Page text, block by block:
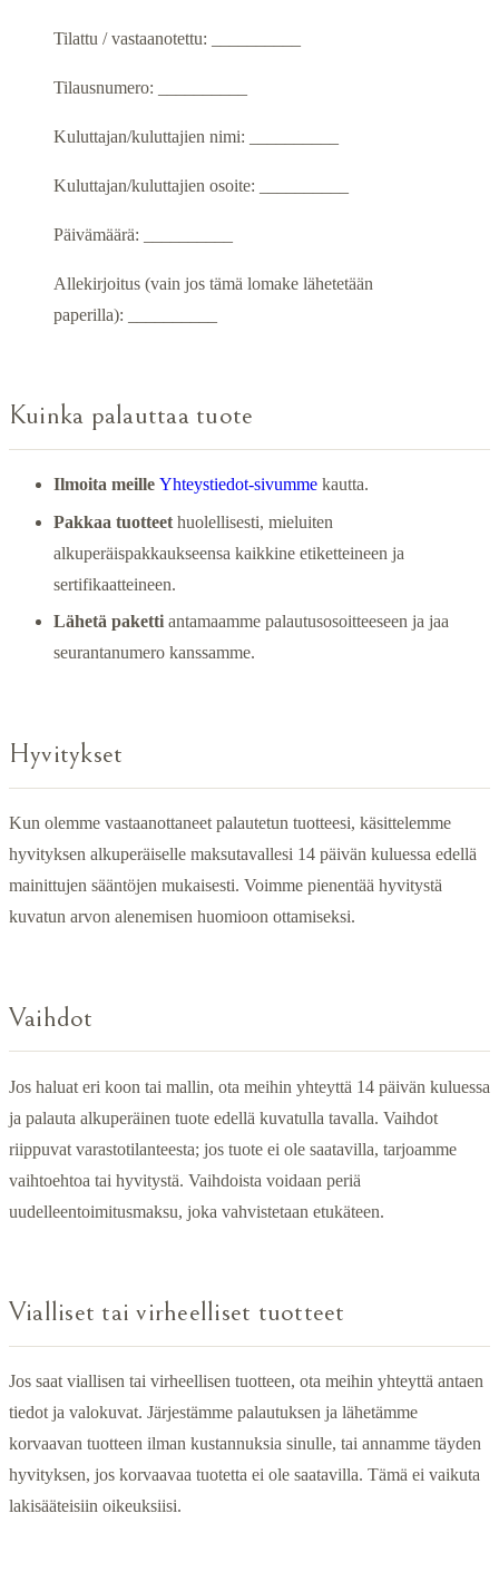
Tilattu / vastaanotettu: __________
Tilausnumero: __________
Kuluttajan/kuluttajien nimi: __________
Kuluttajan/kuluttajien osoite: __________
Päivämäärä: __________
Allekirjoitus (vain jos tämä lomake lähetetään
paperilla): __________
Kuinka palauttaa tuote
Ilmoita meille Yhteystiedot-sivumme kautta.
Pakkaa tuotteet huolellisesti, mieluiten
alkuperäispakkaukseensa kaikkine etiketteineen ja
sertifikaatteineen.
Lähetä paketti antamaamme palautusosoitteeseen ja jaa
seurantanumero kanssamme.
Hyvitykset
Kun olemme vastaanottaneet palautetun tuotteesi, käsittelemme
hyvityksen alkuperäiselle maksutavallesi 14 päivän kuluessa edellä
mainittujen sääntöjen mukaisesti. Voimme pienentää hyvitystä
kuvatun arvon alenemisen huomioon ottamiseksi.
Vaihdot
Jos haluat eri koon tai mallin, ota meihin yhteyttä 14 päivän kuluessa
ja palauta alkuperäinen tuote edellä kuvatulla tavalla. Vaihdot
riippuvat varastotilanteesta; jos tuote ei ole saatavilla, tarjoamme
vaihtoehtoa tai hyvitystä. Vaihdoista voidaan periä
uudelleentoimitusmaksu, joka vahvistetaan etukäteen.
Vialliset tai virheelliset tuotteet
Jos saat viallisen tai virheellisen tuotteen, ota meihin yhteyttä antaen
tiedot ja valokuvat. Järjestämme palautuksen ja lähetämme
korvaavan tuotteen ilman kustannuksia sinulle, tai annamme täyden
hyvityksen, jos korvaavaa tuotetta ei ole saatavilla. Tämä ei vaikuta
lakisääteisiin oikeuksiisi.